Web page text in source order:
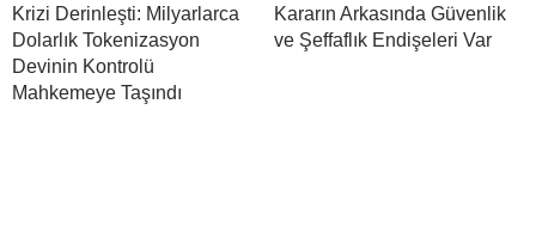
Krizi Derinleşti: Milyarlarca
Dolarlık Tokenizasyon
Devinin Kontrolü
Mahkemeye Taşındı
Kararın Arkasında Güvenlik
ve Şeffaflık Endişeleri Var